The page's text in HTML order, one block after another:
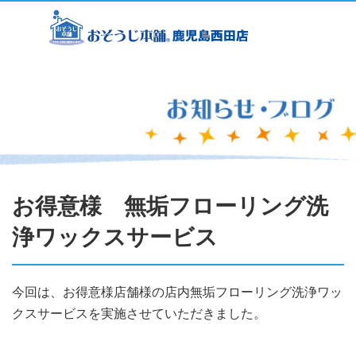
お得意様 無垢フローリング洗
浄ワックスサービス
今回は、お得意様店舗様の店内無垢フローリング洗浄ワッ
クスサービスを実施させていただきました。